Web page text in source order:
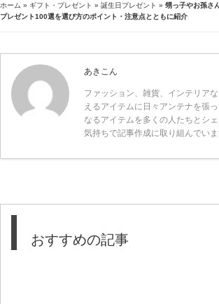
ホーム » ギフト・プレゼント » 誕生日プレゼント » 甥っ子やお孫さ
プレゼント100選を選び方のポイント・注意点とともに紹介
あきこん
ファッション、雑貨、インテリア
えるアイテムに日々アンテナを張
なるアイテムを多くの人たちとシ
気持ちで記事作成に取り組んでいま
おすすめの記事